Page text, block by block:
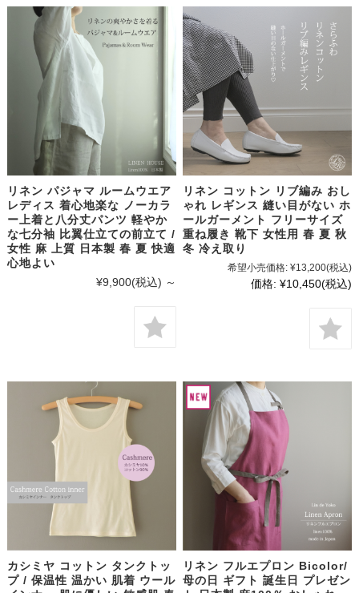
リネン パジャマ ルームウエア
レディス 着心地楽な ノーカラ
ー上着と八分丈パンツ 軽やか
な七分袖 比翼仕立ての前立て /
女性 麻 上質 日本製 春 夏 快適
心地よい
¥9,900(税込) ～
リネン コットン リブ編み おし
ゃれ レギンス 縫い目がない ホ
ールガーメント フリーサイズ
重ね履き 靴下 女性用 春 夏 秋
冬 冷え取り
希望小売価格: ¥13,200(税込)
価格: ¥10,450(税込)
カシミヤ コットン タンクトッ
プ / 保温性 温かい 肌着 ウール
リネン フルエプロン Bicolor/
母の日 ギフト 誕生日 プレゼン